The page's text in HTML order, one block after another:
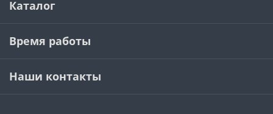
Каталог
Время работы
Наши контакты